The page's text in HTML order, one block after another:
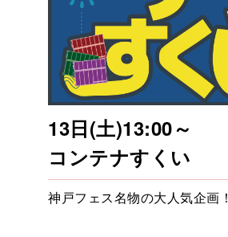
13日(土)13:00～
コンテナすくい
神戸フェス名物の大人気企画！